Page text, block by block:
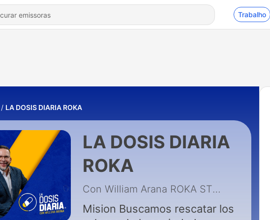
Trabalho
LA DOSIS DIARIA ROKA
LA DOSIS DIARIA
ROKA
Con William Arana ROKA STEREO
Mision Buscamos rescatar los